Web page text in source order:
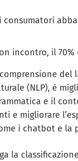
consumatori
incontro, il
del
(NLP), è
e il
e migliorare
i chatbot e la
la